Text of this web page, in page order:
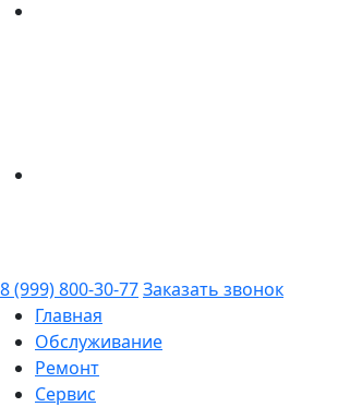
8 (999) 800-30-77Заказать звонок
Главная
Обслуживание
Ремонт
Сервис